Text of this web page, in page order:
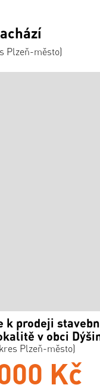
Plzeň-město)
k prodeji
v obci
Plzeň-město)
Kč